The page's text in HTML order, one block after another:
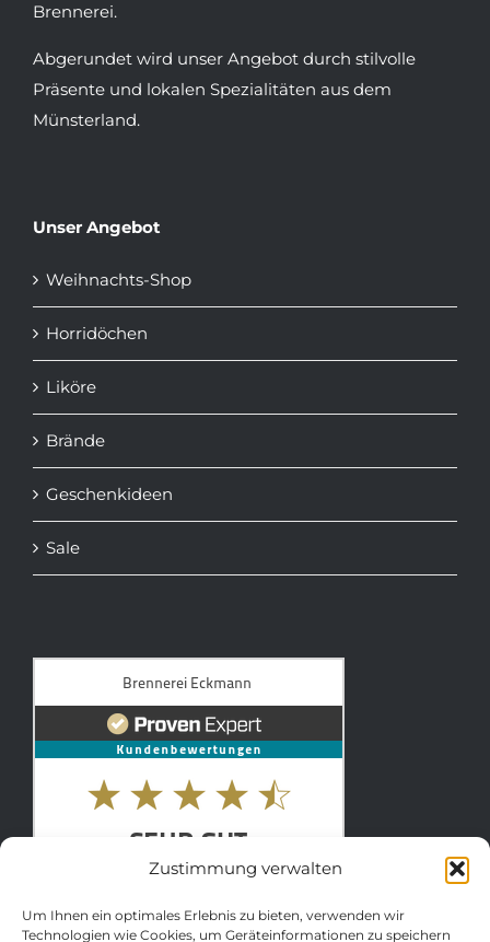
Zustimmung verwalten
Um Ihnen ein optimales Erlebnis zu bieten, verwenden wir
Technologien wie Cookies, um Geräteinformationen zu speichern
Brennerei.
Abgerundet wird unser Angebot durch stilvolle
Präsente und lokalen Spezialitäten aus dem
Münsterland.
Unser Angebot
Weihnachts-Shop
Horridöchen
Liköre
Brände
Geschenkideen
Sale